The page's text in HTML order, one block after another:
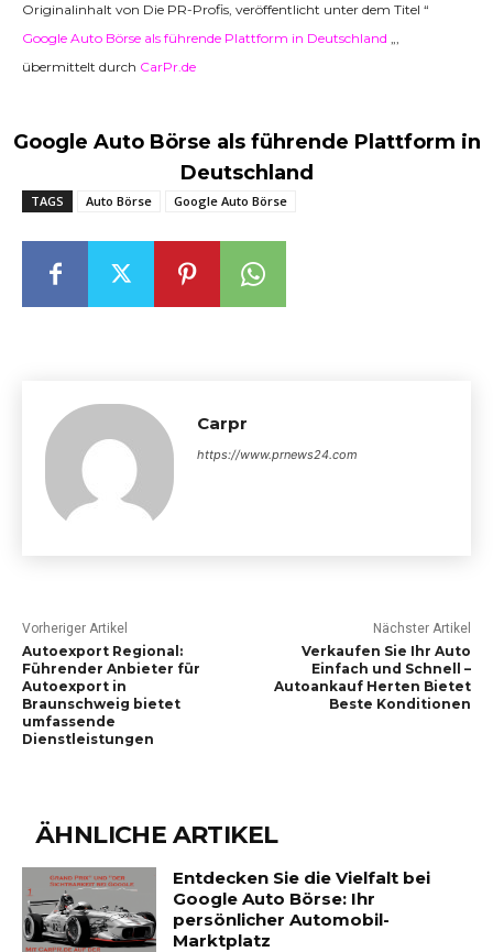
Originalinhalt von Die PR-Profis, veröffentlicht unter dem Titel “
Google Auto Börse als führende Plattform in Deutschland „,
übermittelt durch CarPr.de
Google Auto Börse als führende Plattform in
Deutschland
TAGS Auto Börse Google Auto Börse
Carpr
https://www.prnews24.com
Vorheriger Artikel
Autoexport Regional:
Führender Anbieter für
Autoexport in
Braunschweig bietet
umfassende
Dienstleistungen
Nächster Artikel
Verkaufen Sie Ihr Auto
Einfach und Schnell –
Autoankauf Herten Bietet
Beste Konditionen
ÄHNLICHE ARTIKEL
Entdecken Sie die Vielfalt bei
Google Auto Börse: Ihr
persönlicher Automobil-
Marktplatz